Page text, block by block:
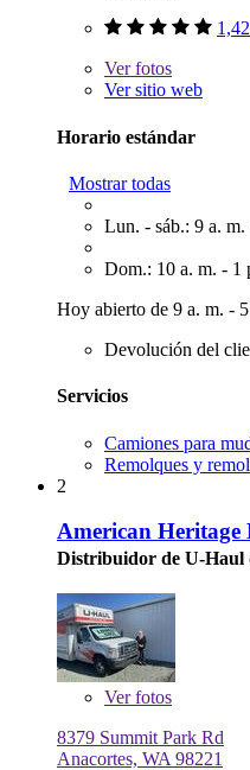
Verfotos
Ver sitio web
Horario estándar
Mostrar todas
Lun. - sáb.: 9 a. m.
Dom.: 10 a. m. - 1
Hoy abierto de 9 a. m. -
Devolución del
Servicios
Camiones para
Remolques y
2
American Heritage
Distribuidor de U-Haul
Verfotos
8379 Summit Park Rd
Anacortes, WA 98221